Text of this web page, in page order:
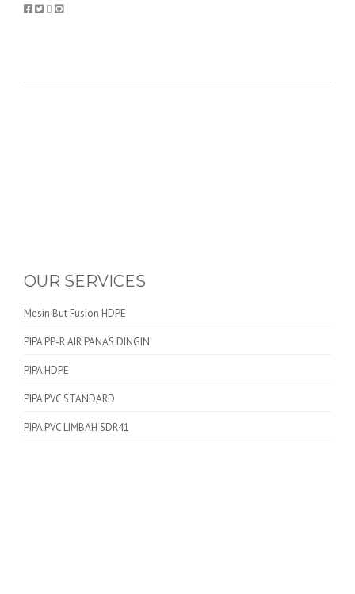
OUR SERVICES
Mesin But Fusion HDPE
PIPA PP-R AIR PANAS DINGIN
PIPA HDPE
PIPA PVC STANDARD
PIPA PVC LIMBAH SDR41